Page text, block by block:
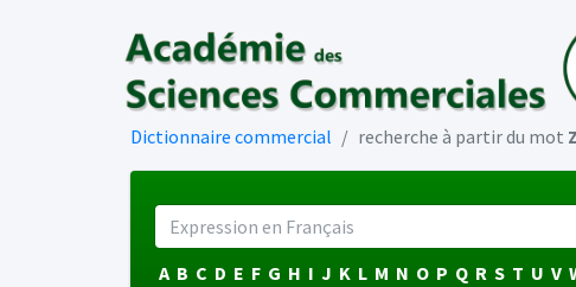
Dictionnaire commercial recherche à partir du mot
A B C D E F G H I J K L M N O P Q R S T U V